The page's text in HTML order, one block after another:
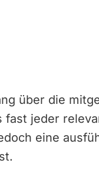
über die
jeder
eine